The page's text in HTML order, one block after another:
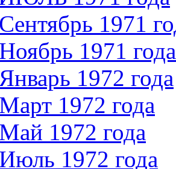
1971
1971 года
1972 года
1972 года
1972 года
1972 года